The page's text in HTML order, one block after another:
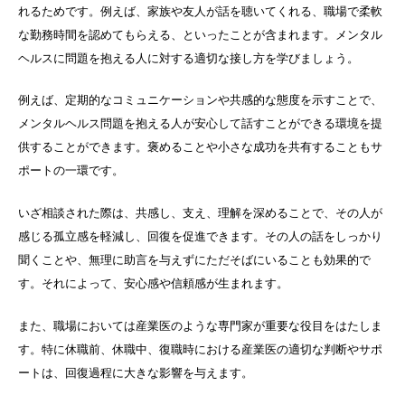
れるためです。例えば、家族や友人が話を聴いてくれる、職場で柔軟
な勤務時間を認めてもらえる、といったことが含まれます。メンタル
ヘルスに問題を抱える人に対する適切な接し方を学びましょう。
例えば、定期的なコミュニケーションや共感的な態度を示すことで、
メンタルヘルス問題を抱える人が安心して話すことができる環境を提
供することができます。褒めることや小さな成功を共有することもサ
ポートの一環です。
いざ相談された際は、共感し、支え、理解を深めることで、その人が
感じる孤立感を軽減し、回復を促進できます。その人の話をしっかり
聞くことや、無理に助言を与えずにただそばにいることも効果的で
す。それによって、安心感や信頼感が生まれます。
また、職場においては産業医のような専門家が重要な役目をはたしま
す。特に休職前、休職中、復職時における産業医の適切な判断やサポ
ートは、回復過程に大きな影響を与えます。